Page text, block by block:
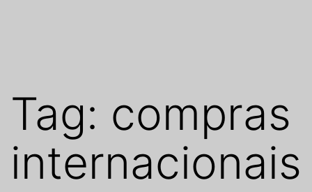
Tag: compras
internacionais